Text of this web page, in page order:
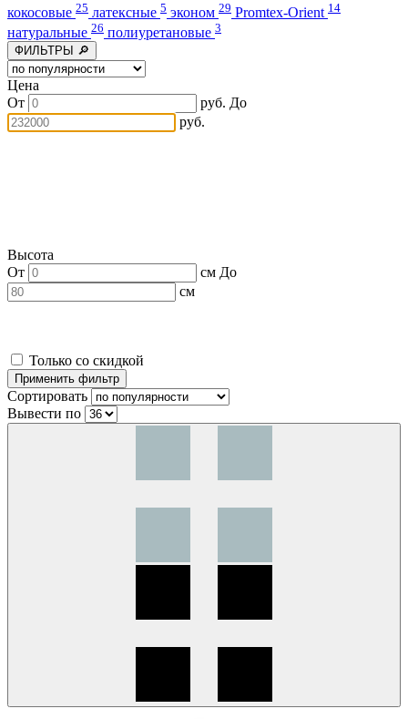
кокосовые 25 латексные 5 эконом 29 Promtex-Orient 14
натуральные 26 полиуретановые 3
ФИЛЬТРЫ 🔎
Цена
От
руб. До
руб.
Высота
От
см До
см
Только со скидкой
Сортировать
Вывести по